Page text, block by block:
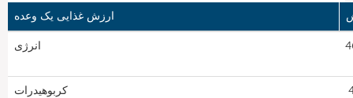
ارزش غذایی یک وعده
انرژی
کربوهیدرات